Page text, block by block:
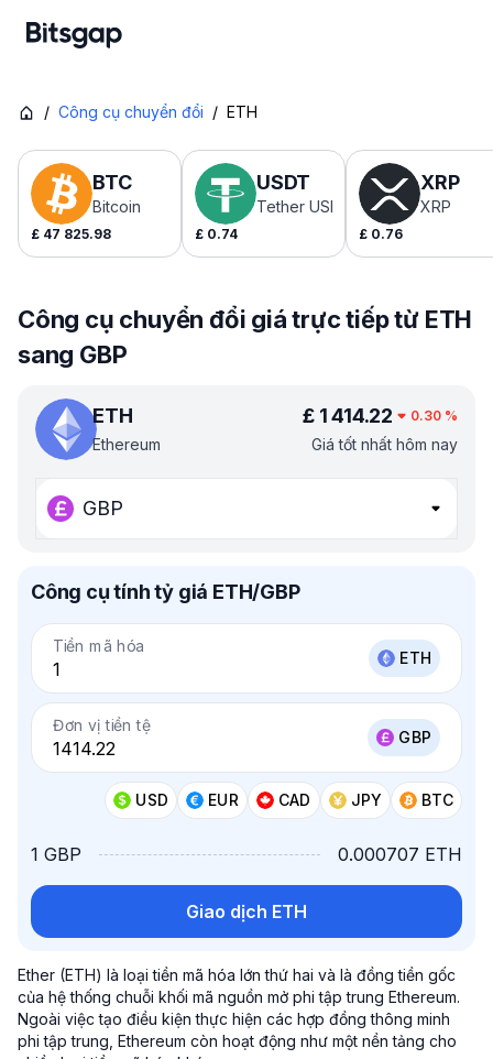
/ Công cụ chuyển đổi / ETH
BTC
Bitcoin
£ 47 825.98
USDT
Tether USDt
£ 0.74
XRP
XRP
£ 0.76
Công cụ chuyển đổi giá trực tiếp từ ETH
sang GBP
ETH
Ethereum
£ 1 414.22 0.30 %
Giá tốt nhất hôm nay
GBP
Công cụ tính tỷ giá ETH/GBP
Tiền mã hóa
ETH
Đơn vị tiền tệ
GBP
USD EUR CAD JPY BTC
1 GBP 0.000707 ETH
Giao dịch ETH
Ether (ETH) là loại tiền mã hóa lớn thứ hai và là đồng tiền gốc
của hệ thống chuỗi khối mã nguồn mở phi tập trung Ethereum.
Ngoài việc tạo điều kiện thực hiện các hợp đồng thông minh
phi tập trung, Ethereum còn hoạt động như một nền tảng cho